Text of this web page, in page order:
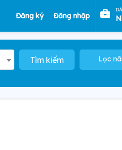
Đăng ký Đăng nhập
Tìm kiếm Lọc